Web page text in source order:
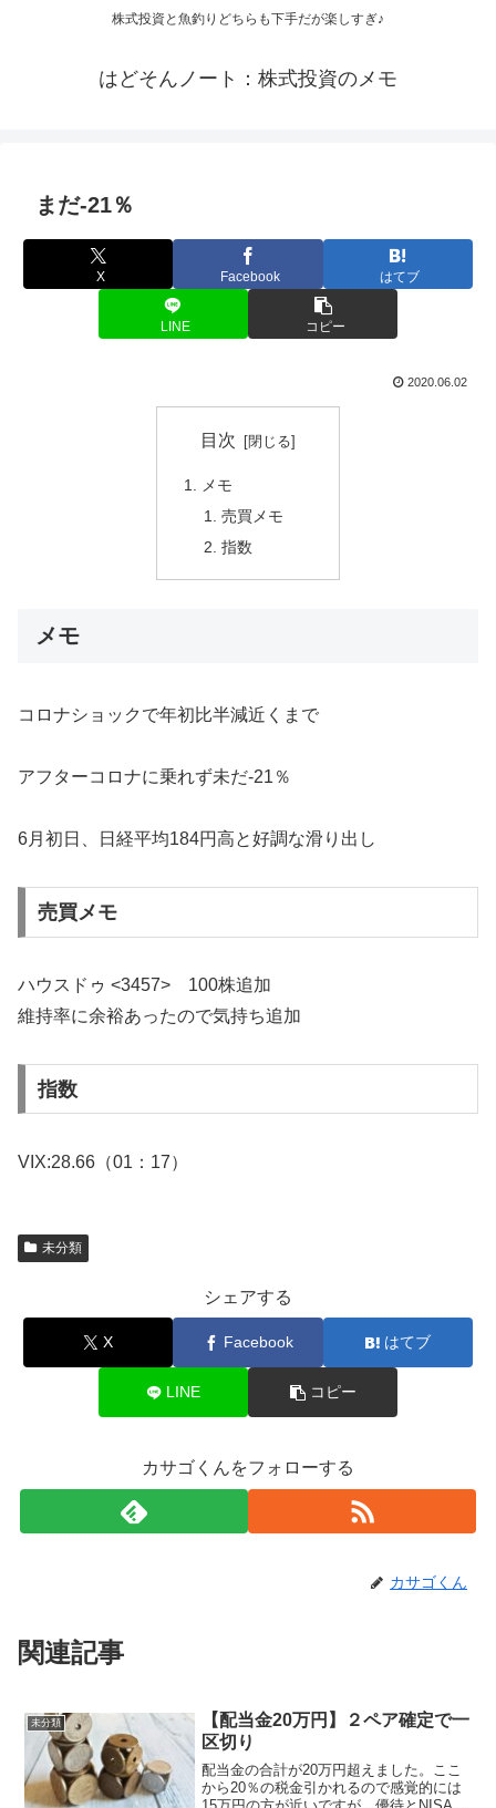
株式投資と魚釣りどちらも下手だが楽しすぎ♪
はどそんノート：株式投資のメモ
まだ-21％
X Facebook はてブ
LINE コピー
2020.06.02
目次
メモ
売買メモ
指数
メモ
コロナショックで年初比半減近くまで
アフターコロナに乗れず未だ-21％
6月初日、日経平均184円高と好調な滑り出し
売買メモ
ハウスドゥ <3457> 100株追加
維持率に余裕あったので気持ち追加
指数
VIX:28.66（01：17）
未分類
シェアする
X Facebook はてブ
LINE コピー
カサゴくんをフォローする
カサゴくん
関連記事
未分類
【配当金20万円】２ペア確定で一
区切り
配当金の合計が20万円超えました。ここ
から20％の税金引かれるので感覚的には